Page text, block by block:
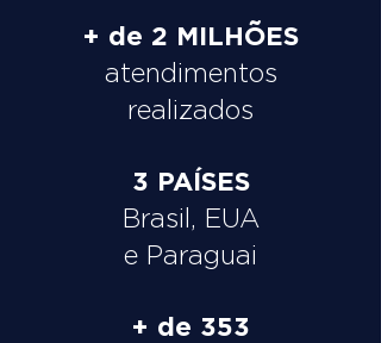
+ de 2 MILHÕES
atendimentos
realizados
3 PAÍSES
Brasil, EUA
e Paraguai
+ de 353